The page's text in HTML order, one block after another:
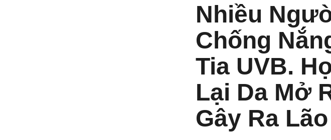
Nhiều
Chống
Tia UVB.
Lại Da Mở
Gây Ra